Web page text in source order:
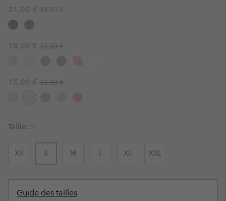
Sale price:
21,00 € Regular price:
30,00 €
Sale price:
18,00 € Regular price:
30,00 €
Sale price:
15,00 € Regular price:
30,00 €
Taille: S
XS S M L XL XXL
Guide des tailles